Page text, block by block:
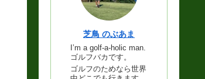
芝鳥 のぶあま
I’m a golf-a-holic man.
ゴルフバカです。
ゴルフのためなら世界